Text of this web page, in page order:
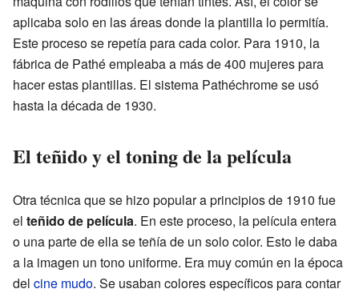
aplicaba solo en las áreas donde la plantilla lo permitía.
Este proceso se repetía para cada color. Para 1910, la
fábrica de Pathé empleaba a más de 400 mujeres para
hacer estas plantillas. El sistema Pathéchrome se usó
hasta la década de 1930.
El teñido y el toning de la película
Otra técnica que se hizo popular a principios de 1910 fue
el teñido de película. En este proceso, la película entera
o una parte de ella se teñía de un solo color. Esto le daba
a la imagen un tono uniforme. Era muy común en la época
del cine mudo. Se usaban colores específicos para contar